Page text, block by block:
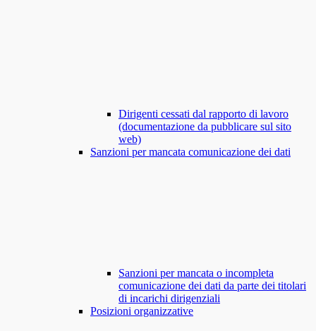
Dirigenti cessati dal rapporto di lavoro
(documentazione da pubblicare sul sito
web)
Sanzioni per mancata comunicazione dei dati
Sanzioni per mancata o incompleta
comunicazione dei dati da parte dei titolari
di incarichi dirigenziali
Posizioni organizzative